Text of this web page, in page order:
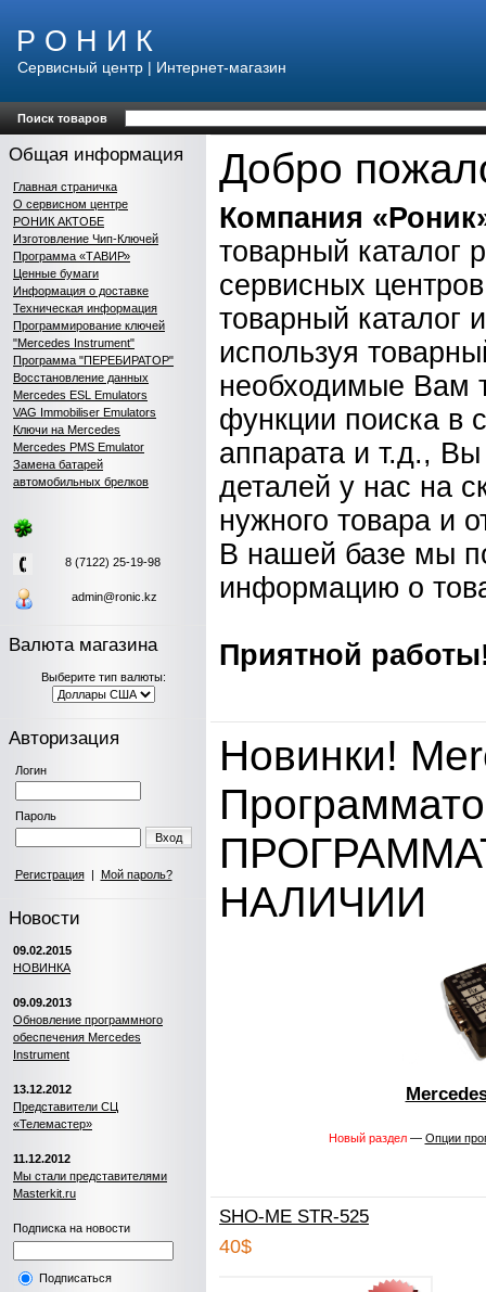
Р О Н И К
Сервисный центр | Интернет-магазин
Поиск товаров
Общая информация
Главная страничка
О сервисном центре
РОНИК АКТОБЕ
Изготовление Чип-Ключей
Программа «ТАВИР»
Ценные бумаги
Информация о доставке
Техническая информация
Программирование ключей
"Mercedes Instrument"
Программа "ПЕРЕБИРАТОР"
Восстановление данных
Mercedes ESL Emulators
VAG Immobiliser Emulators
Ключи на Mercedes
Mercedes PMS Emulator
Замена батарей
автомобильных брелков
8 (7122) 25-19-98
admin@ronic.kz
Валюта магазина
Выберите тип валюты:
Авторизация
Логин
Пароль
Вход
Регистрация| Мой пароль?
Новости
09.02.2015
НОВИНКА
09.09.2013
Обновление программного
обеспечения Mercedes
Instrument
13.12.2012
Представители СЦ
«Телемастер»
11.12.2012
Мы стали представителями
Masterkit.ru
Подписка на новости
Подписаться
Добро
Компания
товарный каталог
сервисных
товарный каталог
используя
необходимые Вам
функции поиска в
аппарата и т.д.,
деталей у нас на
нужного товара и
В нашей базе мы
информацию о
Приятной
Новинки!
НАЛИЧИИ
Новый раздел— Опции
SHO-ME STR-525
40$